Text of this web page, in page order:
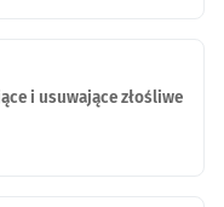
i usuwające złośliwe